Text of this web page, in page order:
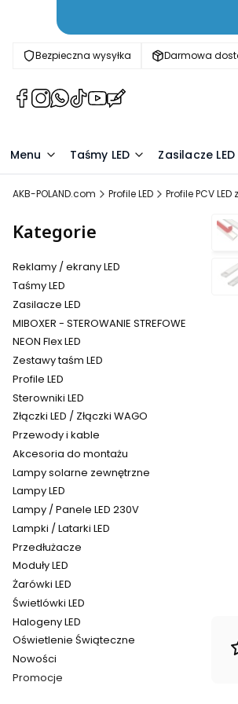
Bezpieczna wysyłka Darmowa
(Otwiera
nowej
(Otwiera
nowej
(Otwiera
nowej
(Otwiera
nowej
(Otwiera
nowej
(Otwiera
nowej
Menu Taśmy LED Zasilacze LED
AKB-POLAND.com Profile LED Profile PCV
Kategorie
Reklamy / ekrany LED
Taśmy LED
Zasilacze LED
MIBOXER - STEROWANIE STREFOWE
NEON Flex LED
Zestawy taśm LED
Profile LED
Sterowniki LED
Złączki LED / Złączki WAGO
Przewody i kable
Akcesoria do montażu
Lampy solarne zewnętrzne
Lampy LED
Lampy / Panele LED 230V
Lampki / Latarki LED
Przedłużacze
Moduły LED
Żarówki LED
Świetlówki LED
Halogeny LED
Oświetlenie Świąteczne
Nowości
Promocje